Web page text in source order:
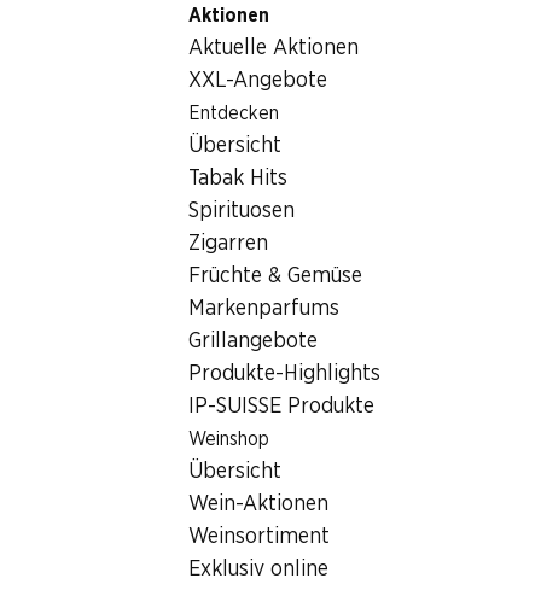
Aktionen
Aktuelle Aktionen
XXL-Angebote
Entdecken
Übersicht
Tabak Hits
Spirituosen
Zigarren
Früchte & Gemüse
Markenparfums
Grillangebote
Produkte-Highlights
IP-SUISSE Produkte
Weinshop
Übersicht
Wein-Aktionen
Weinsortiment
Exklusiv online
Lebensmittel
Brot/Backwaren
Wasa Original Knäckebrot
Wasa Original Knäckebrot